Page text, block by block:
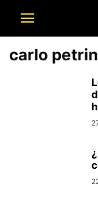
carlo